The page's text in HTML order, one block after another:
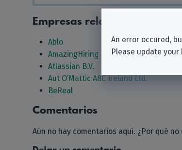
Empresas relacionadas
Ablo
AmazingHiring
Atlassian B.V.
Aut O’Mattic A8C Ireland Ltd.
BeReal
Comentarios
Aún no hay comentarios aquí. ¿Por qué no
An error occured,
Please update